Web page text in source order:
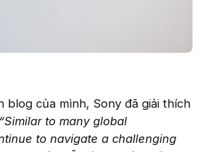
blog của mình, Sony đã giải thích
“Similar to many global
to navigate a challenging